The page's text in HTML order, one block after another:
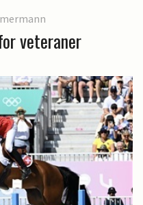
veteraner